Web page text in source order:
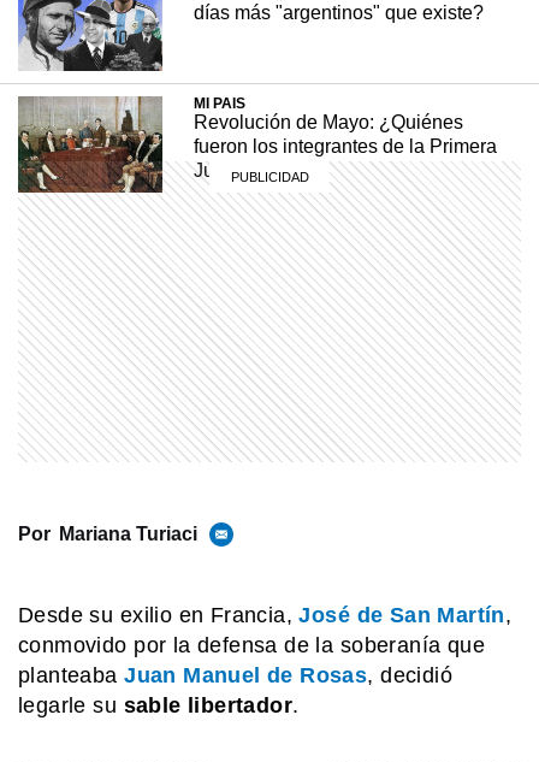
Por Mariana Turiaci
Desde su exilio en Francia,José de San Martín,
conmovido por la defensa de la soberanía que
planteabaJuan Manuel de Rosas, decidió
legarle su sable libertador.
días más "argentinos" que existe?
MI PAIS
Revolución de Mayo: ¿Quiénes
fueron los integrantes de la Primera
Junta?
MI PAIS
¿Sabías que Manuel Belgrano y Juan
José Castelli eran primos segundos?
COMUNIDAD EDUCATIVA
Provincias y Territorios Nacionales:
cuáles son sus diferencias
Luis Agote: el médico argentino que
cambió la historia de la transfusión
MI PAIS
24 de junio: la increíble coincidencia
entre Fangio y Sabato